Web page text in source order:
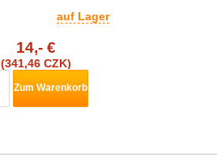
auf Lager
14,- €
(341,46 CZK)
Zum Warenkorb